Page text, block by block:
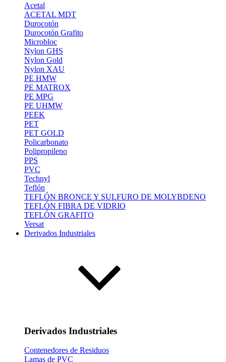
Acetal
ACETAL MDT
Durocotón
Durocotón Grafito
Microbloc
Nylon GHS
Nylon Gold
Nylon XAU
PE HMW
PE MATROX
PE MPG
PE UHMW
PEEK
PET
PET GOLD
Policarbonato
Polipropileno
PPS
PVC
Technyl
Teflón
TEFLÓN BRONCE Y SULFURO DE MOLYBDENO
TEFLÓN FIBRA DE VIDRIO
TEFLÓN GRAFITO
Versat
Derivados Industriales
Derivados Industriales
Contenedores de Residuos
Lamas de PVC